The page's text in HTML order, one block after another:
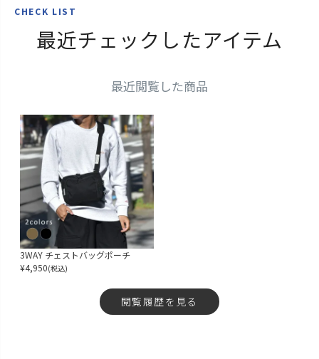
CHECK LIST
最近チェックしたアイテム
最近閲覧した商品
3WAY チェストバッグポーチ
¥4,950(税込)
閲覧履歴を見る